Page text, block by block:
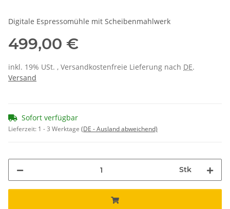
Digitale Espressomühle mit Scheibenmahlwerk
499,00 €
inkl. 19% USt. , Versandkostenfreie Lieferung nach DE.
Versand
Sofort verfügbar
Lieferzeit: 1 - 3 Werktage (DE - Ausland abweichend)
Stk